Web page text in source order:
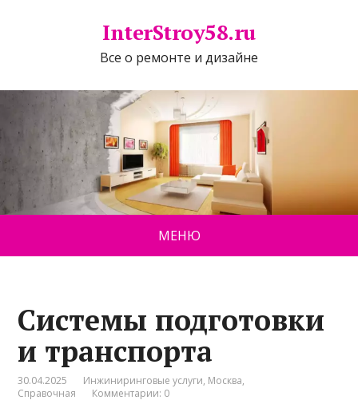
InterStroy58.ru
Все о ремонте и дизайне
МЕНЮ
Системы подготовки
и транспорта
30.04.2025 Инжиниринговые услуги, Москва,
Справочная
Комментарии: 0